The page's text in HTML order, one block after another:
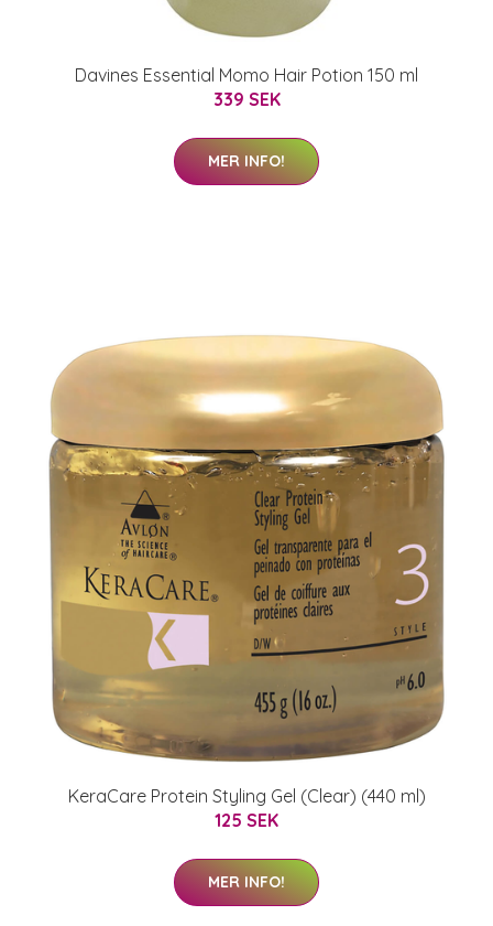
Davines Essential Momo Hair Potion 150 ml
339 SEK
MER INFO!
KeraCare Protein Styling Gel (Clear) (440 ml)
125 SEK
MER INFO!